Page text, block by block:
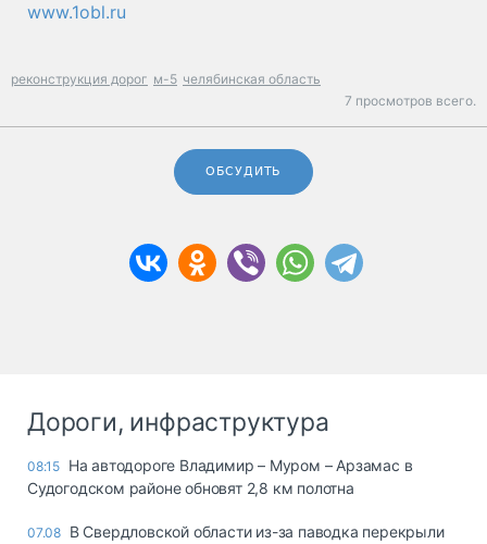
www.1obl.ru
реконструкция дорог м-5 челябинская область
7 просмотров всего.
ОБСУДИТЬ
Дороги, инфраструктура
08:15 На автодороге Владимир – Муром – Арзамас в
Судогодском районе обновят 2,8 км полотна
07.08 В Свердловской области из-за паводка перекрыли